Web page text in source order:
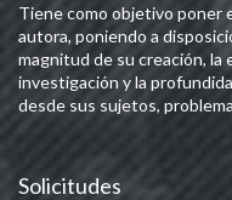
Tiene como objetivo poner
autora, poniendo a
magnitud de su creación,
investigación y la
desde sus sujetos,
Solicitudes